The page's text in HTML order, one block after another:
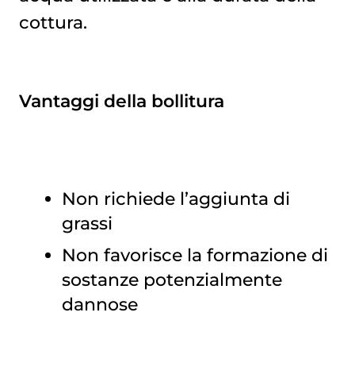
cottura.
Vantaggi della bollitura
Non richiede l’aggiunta di
grassi
Non favorisce la formazione di
sostanze potenzialmente
dannose